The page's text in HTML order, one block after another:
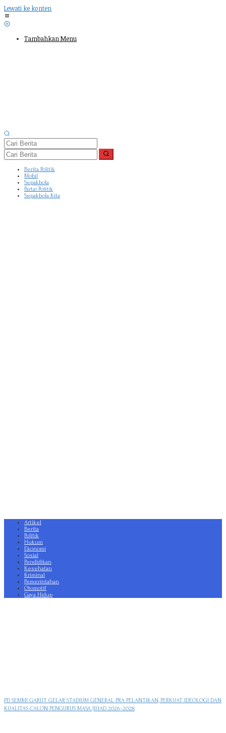
Lewati ke konten
Tambahkan Menu
Berita Politik
Mobil
Sepakbola
Partai Politik
Sepakbola Kita
Artikel
Berita
Politik
Hukum
Ekonomi
Sosial
Pendidikan
Kesehatan
Kriminal
Pemerintahan
Otomotif
Gaya Hidup
PD SEMMI GARUT GELAR STADIUM GENERAL PRA PELANTIKAN, PERKUAT IDEOLOGI DAN
KUALITAS CALON PENGURUS MASA JIHAD 2026–2028